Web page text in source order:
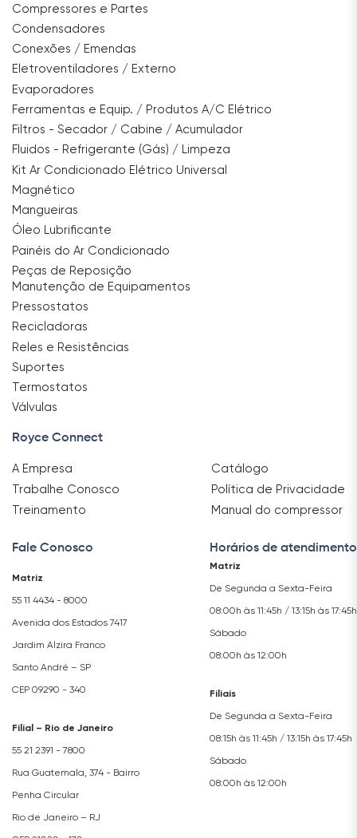
Compressores e Partes
Condensadores
Conexões / Emendas
Eletroventiladores / Externo
Evaporadores
Ferramentas e Equip. / Produtos A/C Elétrico
Filtros - Secador / Cabine / Acumulador
Fluidos - Refrigerante (Gás) / Limpeza
Kit Ar Condicionado Elétrico Universal
Magnético
Mangueiras
Óleo Lubrificante
Painéis do Ar Condicionado
Peças de Reposição
Manutenção de Equipamentos
Pressostatos
Recicladoras
Reles e Resistências
Suportes
Termostatos
Válvulas
Royce Connect
A Empresa
Trabalhe Conosco
Treinamento
Catálogo
Política de Privacidade
Manual do compressor
Fale Conosco
Matriz
55 11 4434 - 8000
Avenida dos Estados 7417
Jardim Alzira Franco
Santo André – SP
CEP 09290 - 340
Filial – Rio de Janeiro
55 21 2391 - 7800
Rua Guatemala, 374 - Bairro
Penha Circular
Rio de Janeiro – RJ
Horários de atendimento
Matriz
De Segunda a Sexta-Feira
08:00h às 11:45h / 13:15h às 17:45h
Sábado
08:00h às 12:00h
Filiais
De Segunda a Sexta-Feira
08:15h às 11:45h / 13:15h às 17:45h
Sábado
08:00h às 12:00h